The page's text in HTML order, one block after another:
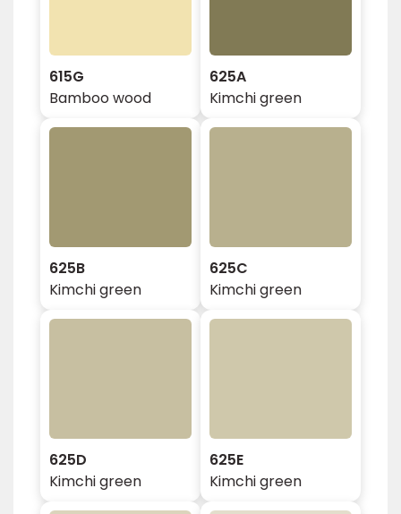
615G
Bamboo wood
625A
Kimchi green
625B
Kimchi green
625C
Kimchi green
625D
Kimchi green
625E
Kimchi green